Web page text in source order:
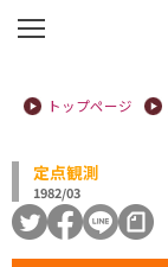
トップページ
定点観測
1982/03